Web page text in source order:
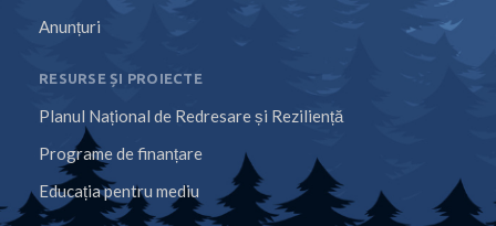
Anunțuri
RESURSE ȘI PROIECTE
Planul Național de Redresare și Reziliență
Programe de finanțare
Educația pentru mediu